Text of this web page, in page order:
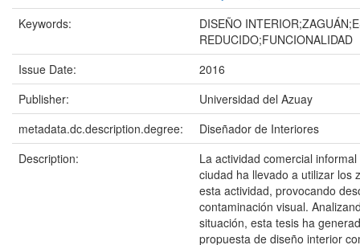
Keywords:
DISEÑO
REDUCIDO;FUNCIONALIDAD
Issue Date:
2016
Publisher:
Universidad del Azuay
metadata.dc.description.degree:
Diseñador de Interiores
Description:
La actividad comercial
ciudad ha llevado a utilizar los
esta actividad, provocando
contaminación visual.
situación, esta tesis ha
propuesta de diseño interior